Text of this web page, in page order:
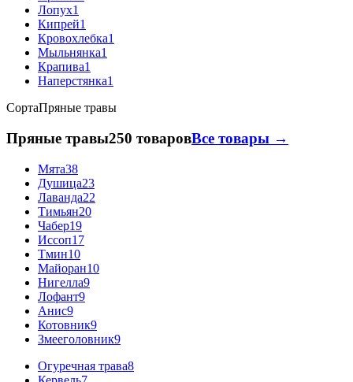
Лопух1
Кипрей1
Кровохлебка1
Мыльнянка1
Крапива1
Наперстянка1
СортаПряные травы
Пряные травы250 товаровВсе товары →
Мята38
Душица23
Лаванда22
Тимьян20
Чабер19
Иссоп17
Тмин10
Майоран10
Нигелла9
Лофант9
Анис9
Котовник9
Змееголовник9
Огуречная трава8